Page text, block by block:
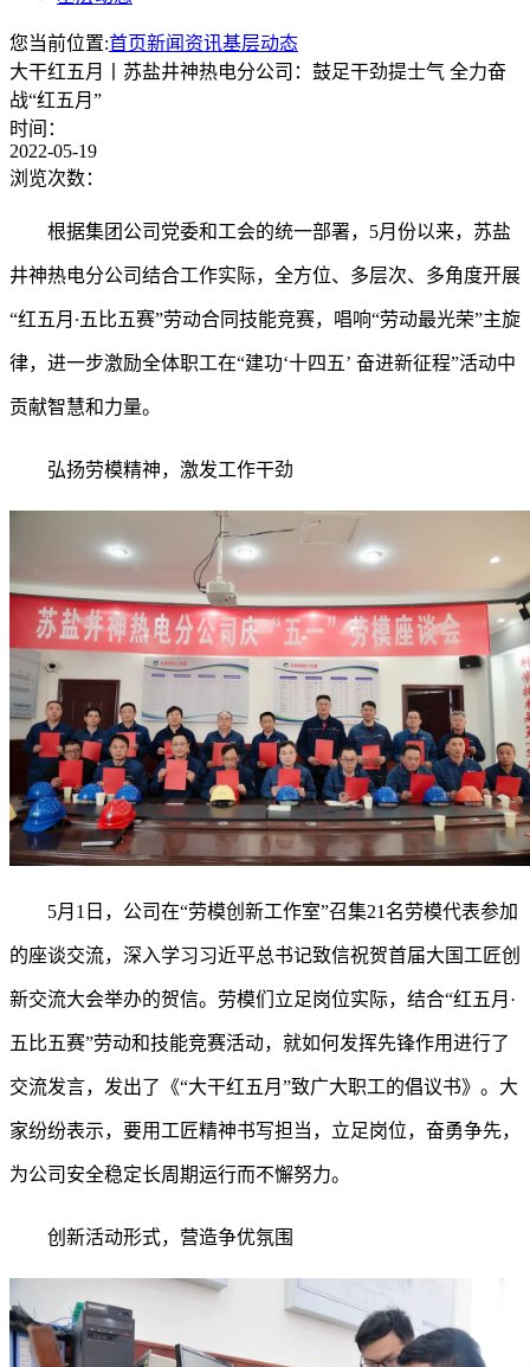
您当前位置:首页新闻资讯基层动态
大干红五月丨苏盐井神热电分公司：鼓足干劲提士气 全力奋
战“红五月”
时间：
2022-05-19
浏览次数：
根据集团公司党委和工会的统一部署， 5月份以来，苏盐
井神热电分公司结合工作实际，全方位、多层次、多角度开展
“红五月∙五比五赛”劳动合同技能竞赛，唱响“劳动最光荣”主旋
律，进一步激励全体职工在“建功‘十四五’ 奋进新征程”活动中
贡献智慧和力量。
弘扬劳模精神，激发工作干劲
5月1日，公司在“劳模创新工作室”召集21名劳模代表参加
的座谈交流，深入学习习近平总书记致信祝贺首届大国工匠创
新交流大会举办的贺信。劳模们立足岗位实际，结合“红五月·
五比五赛”劳动和技能竞赛活动，就如何发挥先锋作用进行了
交流发言，发出了《“大干红五月”致广大职工的倡议书》。大
家纷纷表示，要用工匠精神书写担当，立足岗位，奋勇争先，
为公司安全稳定长周期运行而不懈努力。
创新活动形式，营造争优氛围